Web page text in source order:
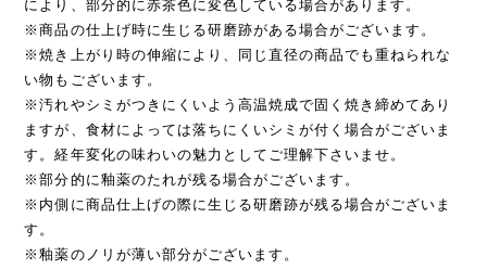
により、部分的に赤茶色に変色している場合があります。
※商品の仕上げ時に生じる研磨跡がある場合がございます。
※焼き上がり時の伸縮により、同じ直径の商品でも重ねられな
い物もございます。
※汚れやシミがつきにくいよう高温焼成で固く焼き締めてあり
ますが、食材によっては落ちにくいシミが付く場合がございま
す。経年変化の味わいの魅力としてご理解下さいませ。
※部分的に釉薬のたれが残る場合がございます。
※内側に商品仕上げの際に生じる研磨跡が残る場合がございま
す。
※釉薬のノリが薄い部分がございます。